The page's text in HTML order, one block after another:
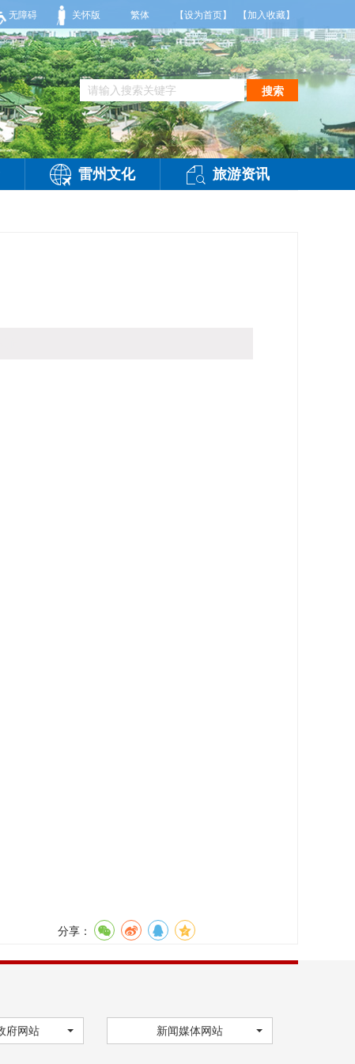
，局部有雷阵雨，偏西风2到3级，气温26到35度，相对湿度70%到95%。雷州市
无障碍 关怀版 繁体 【设为首页】 【加入收藏】
搜索
雷州文化 旅游资讯
分享：
府网站 新闻媒体网站